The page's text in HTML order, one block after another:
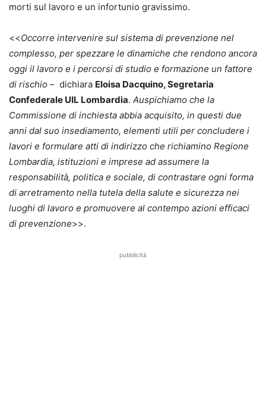
morti sul lavoro e un infortunio gravissimo.
<<Occorre intervenire sul sistema di prevenzione nel
complesso, per spezzare le dinamiche che rendono ancora
oggi il lavoro e i percorsi di studio e formazione un fattore
di rischio – dichiara Eloisa Dacquino, Segretaria
Confederale UIL Lombardia. Auspichiamo che la
Commissione di inchiesta abbia acquisito, in questi due
anni dal suo insediamento, elementi utili per concludere i
lavori e formulare atti di indirizzo che richiamino Regione
Lombardia, istituzioni e imprese ad assumere la
responsabilità, politica e sociale, di contrastare ogni forma
di arretramento nella tutela della salute e sicurezza nei
luoghi di lavoro e promuovere al contempo azioni efficaci
di prevenzione>>.
pubblicità